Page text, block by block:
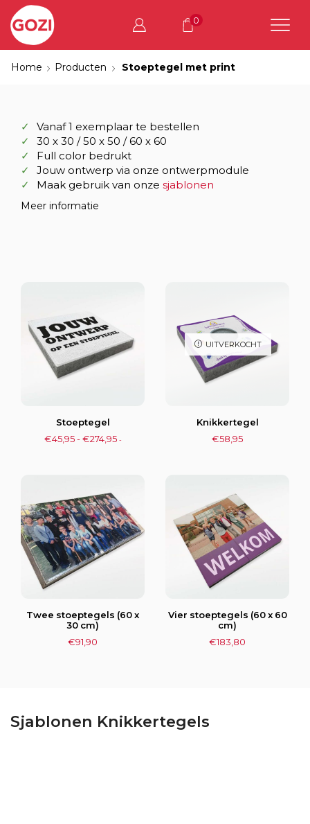
0
Home Producten Stoeptegel met print
Stoeptegel
€45,95-€274,95 -
UITVERKOCHT
Knikkertegel
€58,95
Twee stoeptegels (60 x
30 cm)
€91,90
Vier stoeptegels (60 x 60
cm)
€183,80
Vanaf 1 exemplaar te bestellen
30 x 30 / 50 x 50 / 60 x 60
Full color bedrukt
Jouw ontwerp via onze ontwerpmodule
Maak gebruik van onze sjablonen
Meer informatie
Sjablonen Knikkertegels